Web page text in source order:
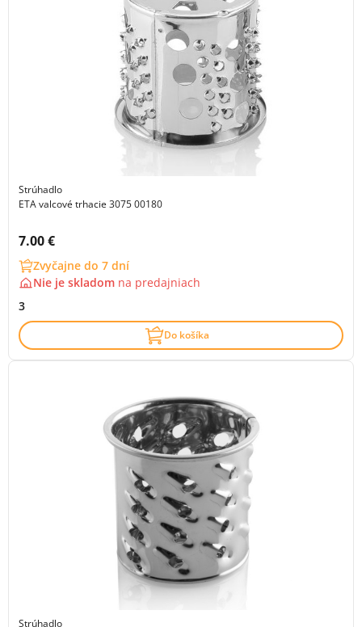
Strúhadlo
ETA valcové trhacie 3075 00180
Cena s DPH:
7.00 €
Zvyčajne do 7 dní
Nie je skladom na predajniach
3
Do košíka
Strúhadlo